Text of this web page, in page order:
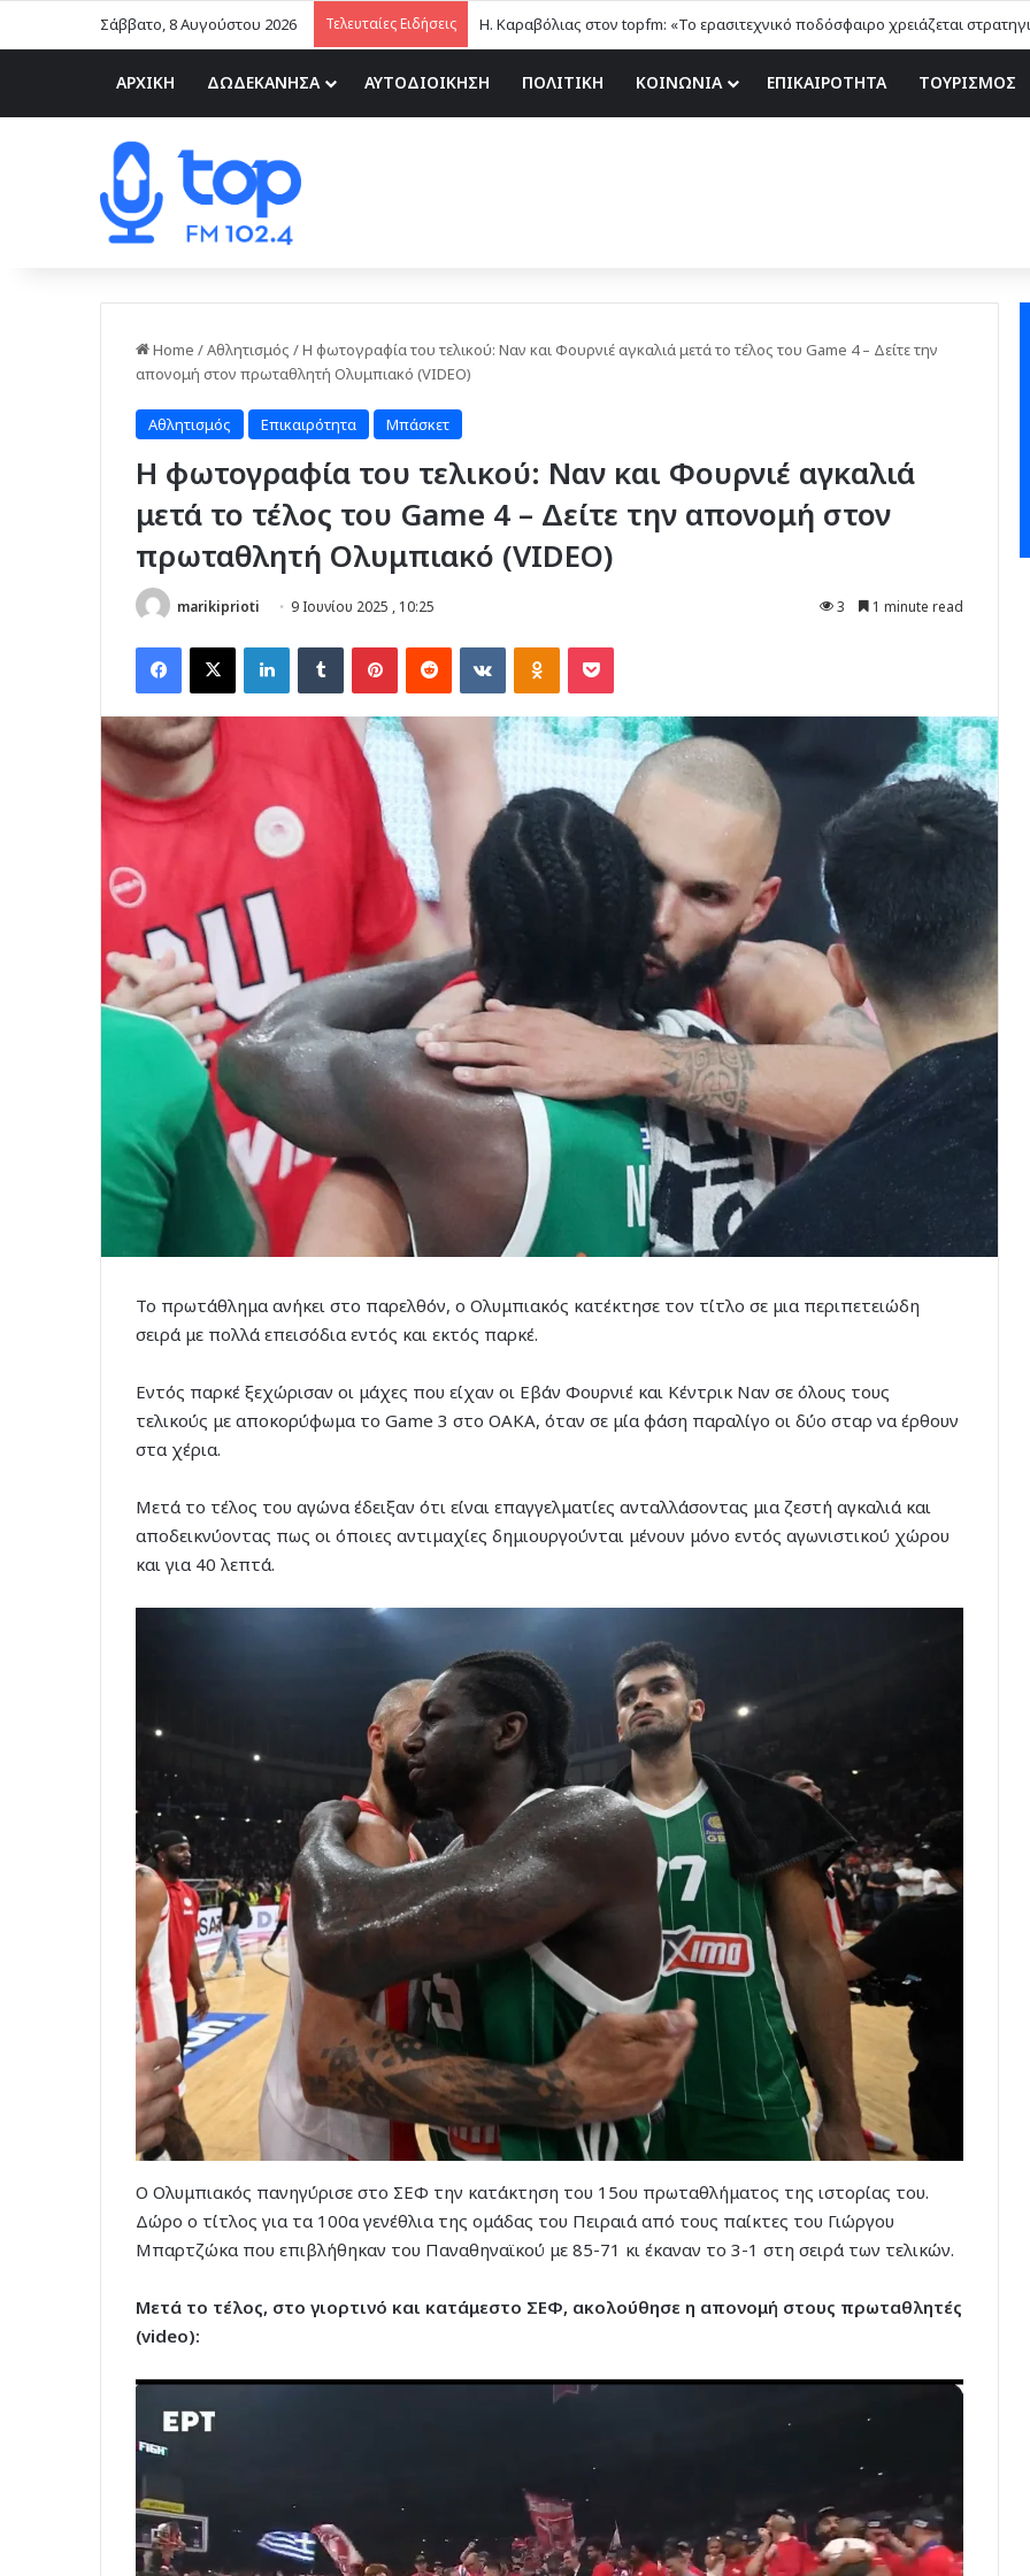
Σάββατο, 8 Αυγούστου 2026 Τελευταίες Ειδήσεις
ΑΡΧΙΚΗ ΔΩΔΕΚΑΝΗΣΑ ΑΥΤΟΔΙΟΙΚΗΣΗ ΠΟΛΙΤΙΚΗ ΚΟΙΝΩΝΙΑ ΕΠΙΚΑΙΡΟΤΗΤΑ ΤΟΥΡΙΣΜΟΣ
Home /Αθλητισμός /Η φωτογραφία του τελικού: Ναν και Φουρνιέ αγκαλιά μετά το τέλος του Game 4 – Δείτε την
απονομή στον πρωταθλητή Ολυμπιακό (VIDEO)
Αθλητισμός Επικαιρότητα Μπάσκετ
Η φωτογραφία του τελικού: Ναν και Φουρνιέ αγκαλιά
μετά το τέλος του Game 4 – Δείτε την απονομή στον
πρωταθλητή Ολυμπιακό (VIDEO)
marikiprioti 9 Ιουνίου 2025 , 10:25 3 1 minute read
Facebook
X LinkedInTumblr PinterestReddit VKontakteOdnoklassniki
Pocket
Το πρωτάθλημα ανήκει στο παρελθόν, ο Ολυμπιακός κατέκτησε τον τίτλο σε μια περιπετειώδη
σειρά με πολλά επεισόδια εντός και εκτός παρκέ.
Εντός παρκέ ξεχώρισαν οι μάχες που είχαν οι Εβάν Φουρνιέ και Κέντρικ Ναν σε όλους τους
τελικούς με αποκορύφωμα το Game 3 στο ΟΑΚΑ, όταν σε μία φάση παραλίγο οι δύο σταρ να έρθουν
στα χέρια.
Μετά το τέλος του αγώνα έδειξαν ότι είναι επαγγελματίες ανταλλάσοντας μια ζεστή αγκαλιά και
αποδεικνύοντας πως οι όποιες αντιμαχίες δημιουργούνται μένουν μόνο εντός αγωνιστικού χώρου
και για 40 λεπτά.
Ο Ολυμπιακός πανηγύρισε στο ΣΕΦ την κατάκτηση του 15ου πρωταθλήματος της ιστορίας του.
Δώρο ο τίτλος για τα 100α γενέθλια της ομάδας του Πειραιά από τους παίκτες του Γιώργου
Μπαρτζώκα που επιβλήθηκαν του Παναθηναϊκού με 85-71 κι έκαναν το 3-1 στη σειρά των τελικών.
Μετά το τέλος, στο γιορτινό και κατάμεστο ΣΕΦ, ακολούθησε η απονομή στους πρωταθλητές
(video):